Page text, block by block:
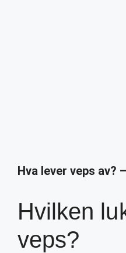
Hva lever veps av?
Hvilken
veps?